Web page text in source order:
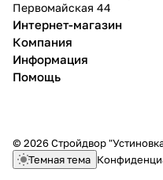
Первомайская 44
Интернет-магазин
Компания
Информация
Помощь
© 2026 Стройдвор
Темная тема